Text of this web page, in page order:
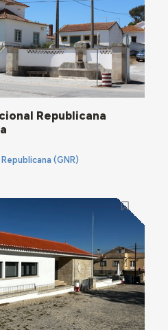
Republicana
(GNR)